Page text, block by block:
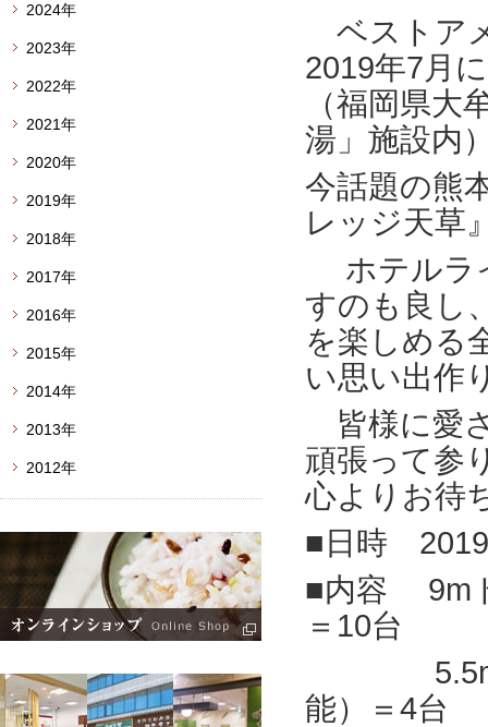
ベストア
2019年7月
（福岡県大
湯」施設内
今話題の熊
レッジ天
ホテルラ
すのも良し
を楽しめる
い思い出
皆様に愛
頑張って参
心よりお待
■日時 2019
■内容 9m
＝10台
5.5mト
能）＝4台
2024年
2023年
2022年
2021年
2020年
2019年
2018年
2017年
2016年
2015年
2014年
2013年
2012年